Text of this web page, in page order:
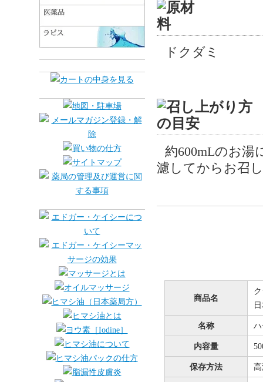
ドクダミ
約600mLのお湯
濾してからお召
商品名
名称
内容量
保存方法